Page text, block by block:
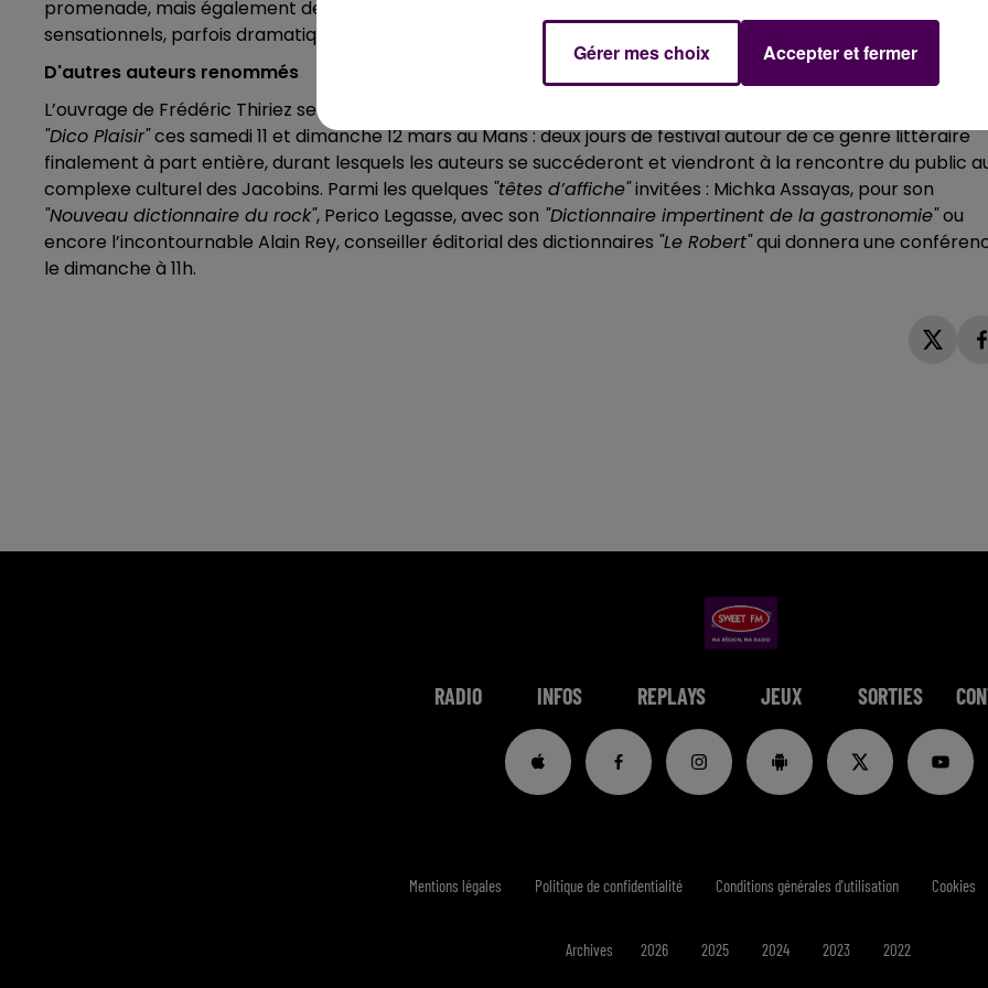
promenade, mais également des endroits magiques, il revient sur des légendes tenaces, sur des faits parfois
sensationnels, parfois dramatiques. En citant à l’occasion, dans ses récits, d’autres férus des roches
D'autres auteurs renommés
L’ouvrage de Frédéric Thiriez sera mis à l’honneur, parmi de nombreux autres, lors de la deuxième édition de
"Dico Plaisir"ces samedi 11 et dimanche 12 mars au Mans : deux jours de festival autour de ce genre littéraire
finalement à part entière, durant lesquels les auteurs se succéderont et viendront à la rencontre du public
complexe culturel des Jacobins. Parmi les quelques "têtes d’affiche"invitées : Michka Assayas, pour son
"Nouveau dictionnaire du rock", Perico Legasse, avec son "Dictionnaire impertinent de la gastronomie"ou
encore l’incontournable Alain Rey, conseiller éditorial des dictionnaires "Le Robert"qui donnera une
le dimanche à 11h.
RADIO INFOS REPLAYS JEUX SORTIES
Mentions légales Politique de confidentialité Conditions générales d'utilisation Cookies
Archives 2026 2025 2024 2023 2022
Gérer mes choix Accepter et fermer